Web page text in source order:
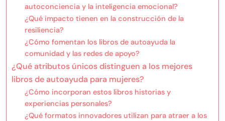
autoconciencia y la inteligencia emocional?
¿Qué impacto tienen en la construcción de la
resiliencia?
¿Cómo fomentan los libros de autoayuda la
comunidad y las redes de apoyo?
¿Qué atributos únicos distinguen a los mejores
libros de autoayuda para mujeres?
¿Cómo incorporan estos libros historias y
experiencias personales?
¿Qué formatos innovadores utilizan para atraer a los